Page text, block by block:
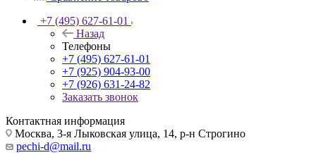
+7 (495) 627-61-01
Назад
Телефоны
+7 (495) 627-61-01
+7 (925) 904-93-00
+7 (926) 631-24-82
Заказать звонок
Контактная информация
Москва, 3-я Лыковская улица, 14, р-н Строгино
pechi-d@mail.ru